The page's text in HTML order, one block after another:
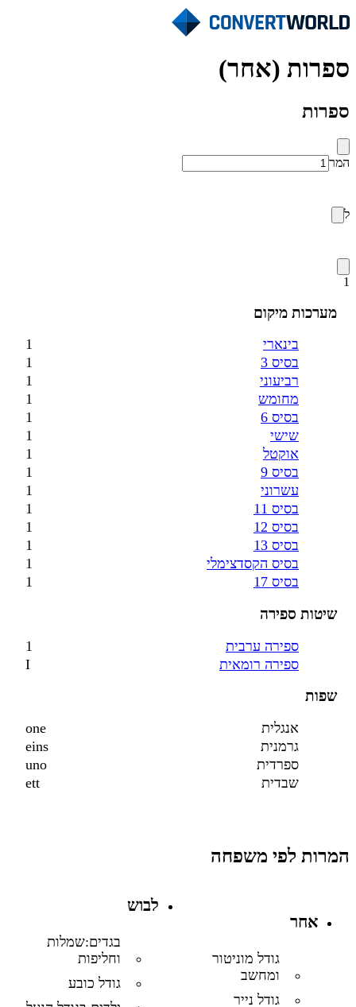
ספרות (אחר)
ספרות
המר
ל
1
מערכות מיקום
בינארי
1
בסיס 3
1
רביעוני
1
מחומש
1
בסיס 6
1
שישי
1
אוקטל
1
בסיס 9
1
עשרוני
1
בסיס 11
1
בסיס 12
1
בסיס 13
1
בסיס הקסדצימלי
1
בסיס 17
1
שיטות ספירה
ספירה ערבית
1
ספירה רומאית
I
שפות
אנגלית
one
גרמנית
eins
ספרדית
uno
שבדית
ett
המרות לפי משפחה
אחר
גודל מוניטור
ומחשב
גודל נייר
לבוש
בגדים:שמלות
וחליפות
גודל כובע